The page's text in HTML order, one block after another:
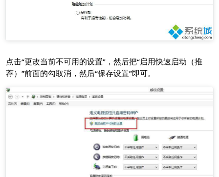
点击“更改当前不可用的设置”，然后把“启用快速启动（推
荐）”前面的勾取消，然后“保存设置”即可。